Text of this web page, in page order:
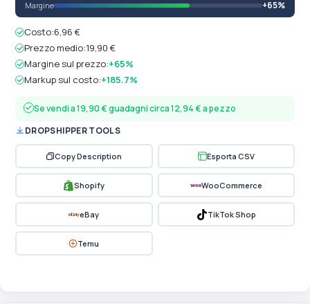
Margine +65%
Costo:6,96 €
Prezzo medio:19,90 €
Margine sul prezzo:+65%
Markup sul costo:+185.7%
Se vendi a 19,90 € guadagni circa 12,94 € a pezzo
DROPSHIPPER TOOLS
Copy Description Esporta CSV
Shopify WooCommerce
eBay TikTok Shop
Temu